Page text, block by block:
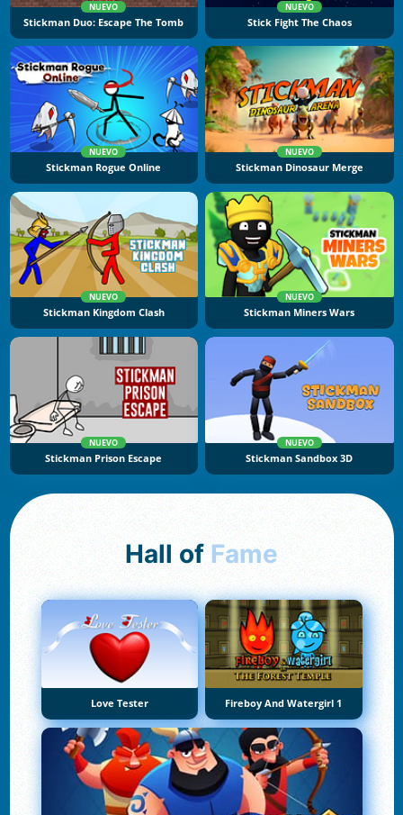
NUEVO
Stickman Duo: Escape The Tomb
NUEVO
Stick Fight The Chaos
NUEVO
Stickman Rogue Online
NUEVO
Stickman Dinosaur Merge
NUEVO
Stickman Kingdom Clash
NUEVO
Stickman Miners Wars
NUEVO
Stickman Prison Escape
NUEVO
Stickman Sandbox 3D
Hall of Fame
Love Tester Fireboy And Watergirl 1